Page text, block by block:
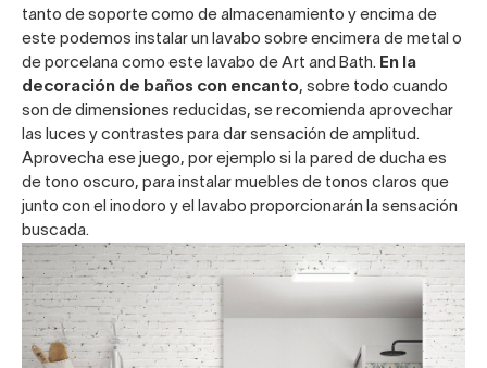
tanto de soporte como de almacenamiento y encima de
este podemos instalar un lavabo sobre encimera de metal o
de porcelana como este lavabo de Art and Bath. En la
decoración de baños con encanto, sobre todo cuando
son de dimensiones reducidas, se recomienda aprovechar
las luces y contrastes para dar sensación de amplitud.
Aprovecha ese juego, por ejemplo si la pared de ducha es
de tono oscuro, para instalar muebles de tonos claros que
junto con el inodoro y el lavabo proporcionarán la sensación
buscada.